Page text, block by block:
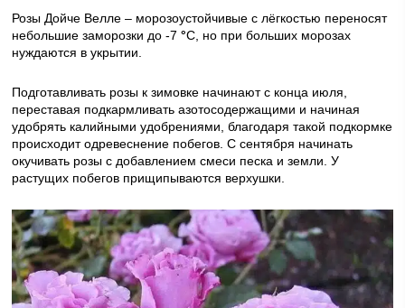
Розы Дойче Велле – морозоустойчивые с лёгкостью переносят
небольшие заморозки до -7°С, но при больших морозах
нуждаются в укрытии.
Подготавливать розы к зимовке начинают с конца июля,
переставая подкармливать азотосодержащими и начиная
удобрять калийными удобрениями, благодаря такой подкормке
происходит одревеснение побегов. С сентября начинать
окучивать розы с добавлением смеси песка и земли. У
растущих побегов прищипываются верхушки.